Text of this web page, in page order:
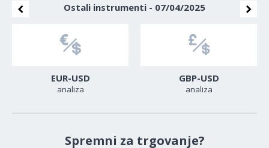
Ostali instrumenti - 07/04/2025
EUR-USD
analiza
GBP-USD
analiza
Spremni za trgovanje?